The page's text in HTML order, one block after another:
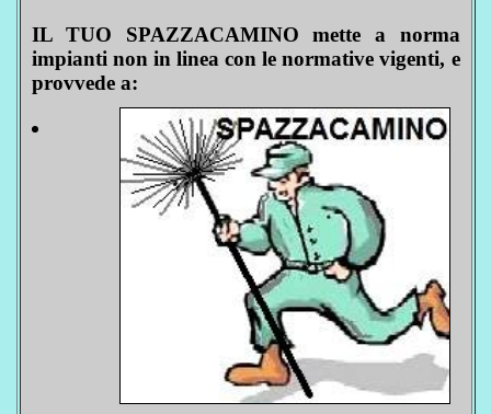
IL TUO SPAZZACAMINO mette a norma
impianti non in linea con le normative vigenti, e
provvede a: